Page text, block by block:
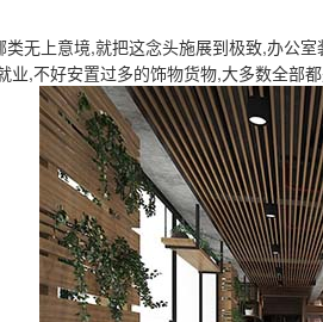
无上意境,就把这念头施展到极致,办公
,不好安置过多的饰物货物,大多数全部